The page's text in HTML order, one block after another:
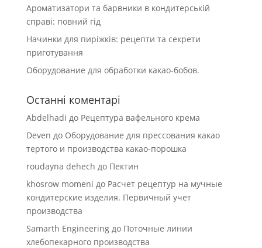
Ароматизатори та барвники в кондитерській
справі: повний гід
Начинки для пиріжків: рецепти та секрети
приготування
Оборудование для обработки какао-бобов.
Останні коментарі
Abdelhadi до Рецептура вафельного крема
Deven до Оборудование для прессования какао
тертого и производства какао-порошка
roudayna dehech до Пектин
khosrow momeni до Расчет рецептур на мучные
кондитерские изделия. Первичный учет
производства
Samarth Engineeringдо Поточные линии
хлебопекарного производства